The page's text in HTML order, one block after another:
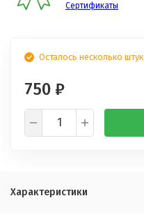
Сертификаты
Осталось несколько штук
750 ₽
Характеристики